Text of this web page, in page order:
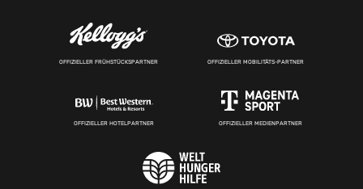
OFFIZIELLER FRÜHSTÜCKSPARTNER OFFIZIELLER MOBILITÄTS-PARTNER
OFFIZIELLER HOTELPARTNER OFFIZIELLER MEDIENPARTNER